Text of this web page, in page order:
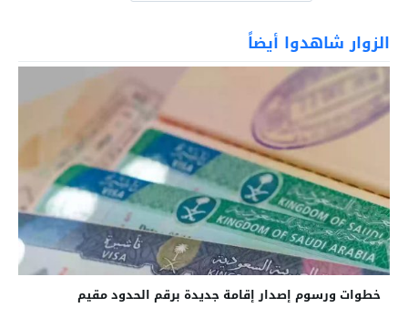
الزوار شاهدوا أيضاً
خطوات ورسوم إصدار إقامة جديدة برقم الحدود مقيم